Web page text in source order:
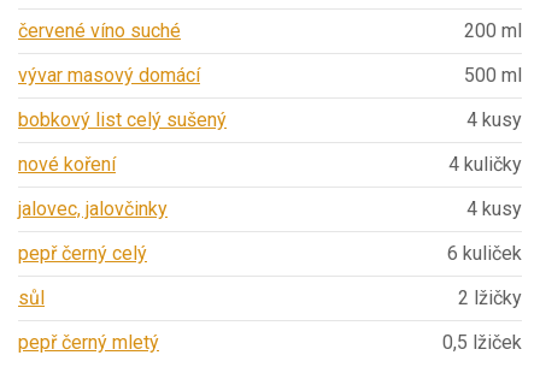
červené víno suché
200 ml
vývar masový domácí
500 ml
bobkový list celý sušený
4 kusy
nové koření
4 kuličky
jalovec, jalovčinky
4 kusy
pepř černý celý
6 kuliček
sůl
2 lžičky
pepř černý mletý
0,5 lžiček